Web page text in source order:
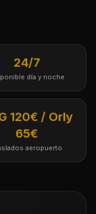
24/7
día y noche
120€ / Orly
65€
aeropuerto